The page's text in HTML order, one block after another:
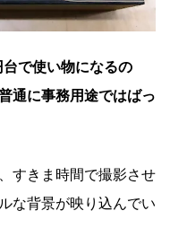
で使い物になるの
通に事務用途ではばっ
すきま時間で撮影させ
な背景が映り込んでい